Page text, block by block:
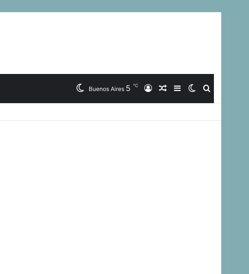
Buscar
Switch
Barra
Artículo
Iniciar
Buenos Aires 5 ℃